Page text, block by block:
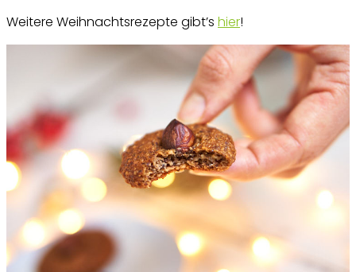
Weitere Weihnachtsrezepte gibt’s hier!